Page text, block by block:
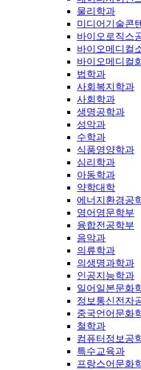
물리학과
미디어기술콘
바이오로직스
바이오메디컬
바이오메디컬
법학과
사회복지학과
사회학과
생명공학과
성악과
수학과
식품영양학과
심리학과
아동학과
약학대학
에너지환경공
영어영문학부
융합전공학부
음악과
의류학과
의생명과학과
인공지능학과
일어일본문화
정보통신전자
중국언어문화
철학과
컴퓨터정보공
특수교육과
프랑스어문화